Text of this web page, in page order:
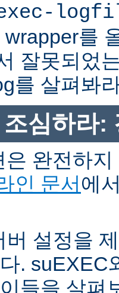
를
잘못되었
를 살펴봐
심하라:
은 완전하
인 문서에
버 설정을
. suEXEC
들을 살펴